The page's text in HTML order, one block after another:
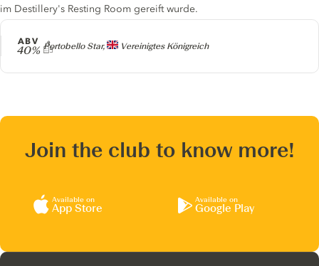
Producer
Portobello Star, Vereinigtes Königreich
ABV
40%
im Destillery's Resting Room gereift wurde.
Join the club to know more!
Available on
App Store
Available on
Google Play